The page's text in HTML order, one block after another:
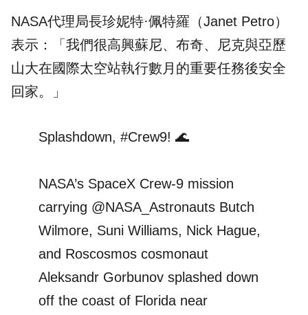
NASA代理局長珍妮特·佩特羅（Janet Petro）
表示：「我們很高興蘇尼、布奇、尼克與亞歷
山大在國際太空站執行數月的重要任務後安全
回家。」
Splashdown, #Crew9! 🌊
NASA’s SpaceX Crew-9 mission
carrying @NASA_Astronauts Butch
Wilmore, Suni Williams, Nick Hague,
and Roscosmos cosmonaut
Aleksandr Gorbunov splashed down
off the coast of Florida near